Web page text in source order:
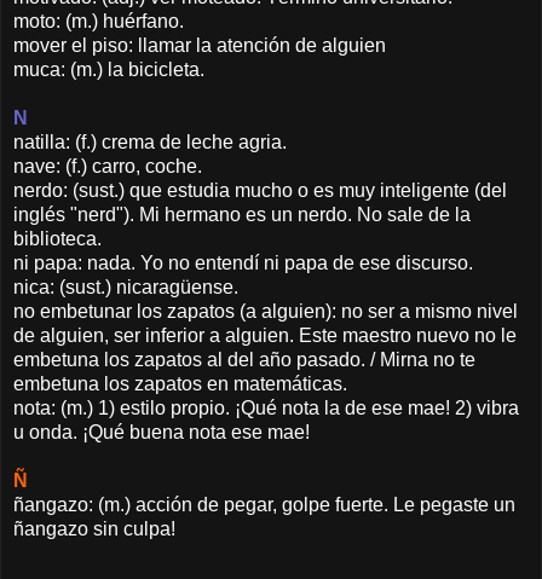
moto: (m.) huérfano.
mover el piso: llamar la atención de alguien
muca: (m.) la bicicleta.
N
natilla: (f.) crema de leche agria.
nave: (f.) carro, coche.
nerdo: (sust.) que estudia mucho o es muy inteligente (del
inglés "nerd"). Mi hermano es un nerdo. No sale de la
biblioteca.
ni papa: nada. Yo no entendí ni papa de ese discurso.
nica: (sust.) nicaragüense.
no embetunar los zapatos (a alguien): no ser a mismo nivel
de alguien, ser inferior a alguien. Este maestro nuevo no le
embetuna los zapatos al del año pasado. / Mirna no te
embetuna los zapatos en matemáticas.
nota: (m.) 1) estilo propio. ¡Qué nota la de ese mae! 2) vibra
u onda. ¡Qué buena nota ese mae!
Ñ
ñangazo: (m.) acción de pegar, golpe fuerte. Le pegaste un
ñangazo sin culpa!